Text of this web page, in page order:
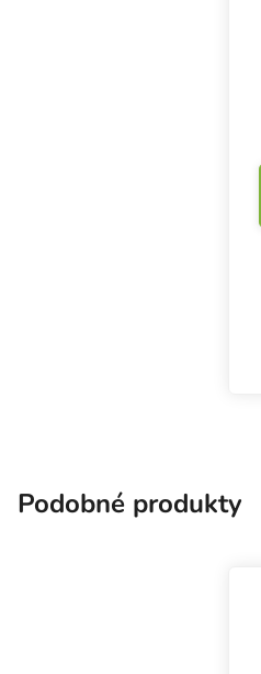
Podobné produkty